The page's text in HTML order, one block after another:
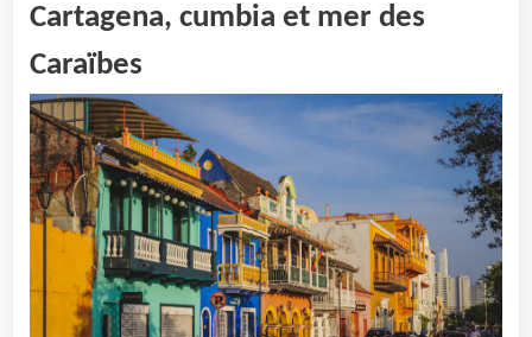
Cartagena, cumbia et mer des
Caraïbes